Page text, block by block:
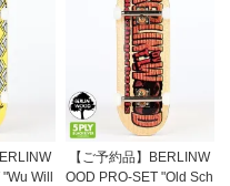
"Wu Will
【ご予約品】BERLINW
OOD PRO-SET "Old Sch